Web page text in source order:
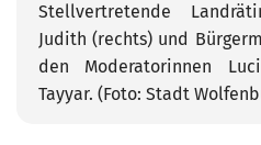
Stellvertretende
Judith (rechts) und
den Moderatorinnen
Tayyar. (Foto: Stadt